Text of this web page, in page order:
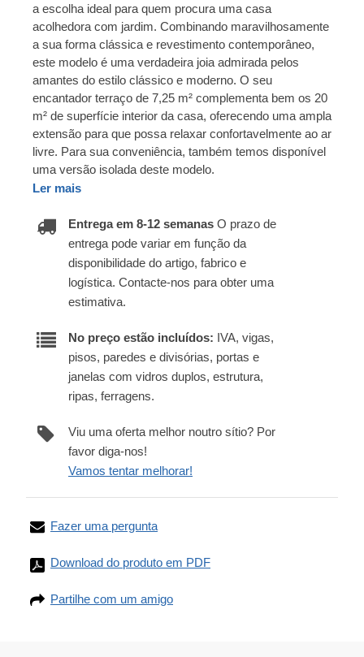
a escolha ideal para quem procura uma casa
acolhedora com jardim. Combinando maravilhosamente
a sua forma clássica e revestimento contemporâneo,
este modelo é uma verdadeira joia admirada pelos
amantes do estilo clássico e moderno. O seu
encantador terraço de 7,25 m² complementa bem os 20
m² de superfície interior da casa, oferecendo uma ampla
extensão para que possa relaxar confortavelmente ao ar
livre. Para sua conveniência, também temos disponível
uma versão isolada deste modelo.
Ler mais
Entrega em 8-12 semanas O prazo de
entrega pode variar em função da
disponibilidade do artigo, fabrico e
logística. Contacte-nos para obter uma
estimativa.
No preço estão incluídos: IVA, vigas,
pisos, paredes e divisórias, portas e
janelas com vidros duplos, estrutura,
ripas, ferragens.
Viu uma oferta melhor noutro sítio? Por
favor diga-nos!
Vamos tentar melhorar!
Fazer uma pergunta
Download do produto em PDF
Partilhe com um amigo